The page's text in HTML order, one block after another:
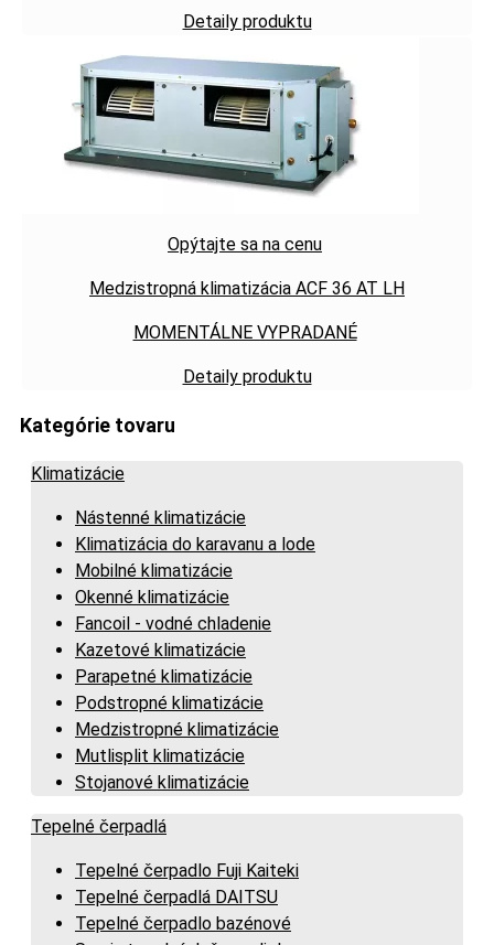
Detaily produktu
Opýtajte sa na cenu
Medzistropná klimatizácia ACF 36 AT LH
MOMENTÁLNE VYPRADANÉ
Detaily produktu
Kategórie tovaru
Klimatizácie
Nástenné klimatizácie
Klimatizácia do karavanu a lode
Mobilné klimatizácie
Okenné klimatizácie
Fancoil - vodné chladenie
Kazetové klimatizácie
Parapetné klimatizácie
Podstropné klimatizácie
Medzistropné klimatizácie
Mutlisplit klimatizácie
Stojanové klimatizácie
Tepelné čerpadlá
Tepelné čerpadlo Fuji Kaiteki
Tepelné čerpadlá DAITSU
Tepelné čerpadlo bazénové